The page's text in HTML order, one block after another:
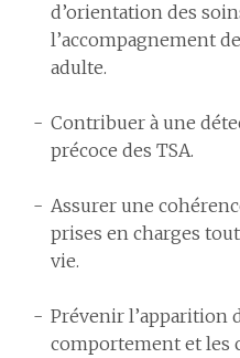
d’orientation des
l’accompagnement
adulte.
Contribuer à une
précoce des TSA.
Assurer une
prises en charges
vie.
Prévenir l’apparition
comportement et les